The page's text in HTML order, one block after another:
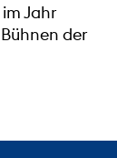
Jahr
der